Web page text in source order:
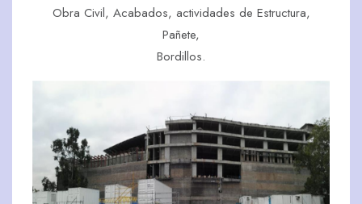
Obra Civil, Acabados, actividades de Estructura,
Pañete,
Bordillos.